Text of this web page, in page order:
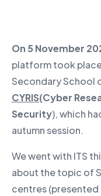
On 5 November
platform took
Secondary School
CYRIS(Cyber
Security), which
autumn session.
We went with ITS
about the topic of
centres (presented